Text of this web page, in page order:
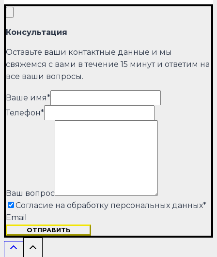
Консультация
Оставьте ваши контактные данные и мы
свяжемся с вами в течение 15 минут и ответим на
все ваши вопросы.
Ваше имя*
Телефон*
Ваш вопрос
Согласие на обработку персональных данных*
Email
ОТПРАВИТЬ